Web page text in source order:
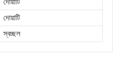
দোয়াটি
দোয়াটি
স্বচ্ছল